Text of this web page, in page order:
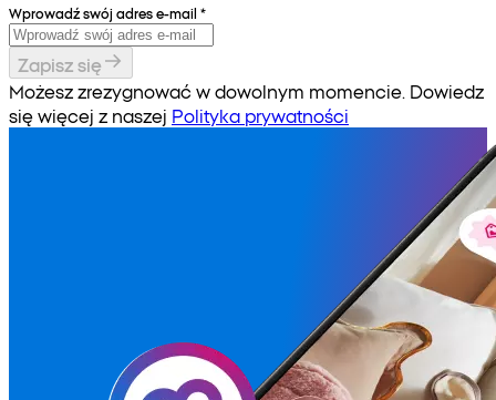
Wprowadź swój adres e-mail *
Zapisz się
Możesz zrezygnować w dowolnym momencie. Dowiedz
się więcej z naszej Polityka prywatności